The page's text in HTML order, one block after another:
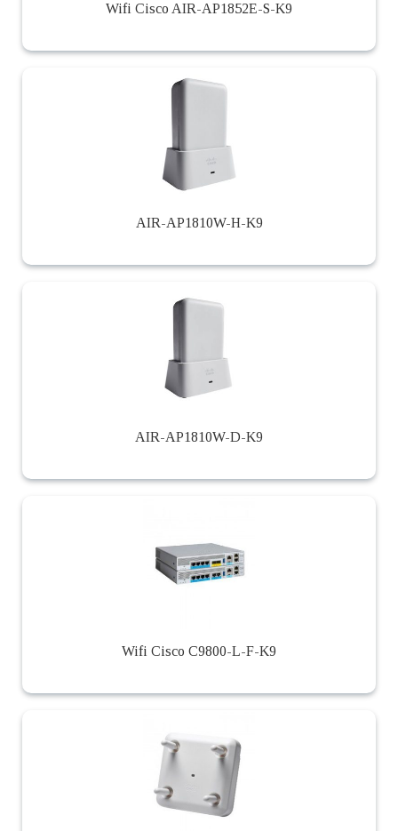
Wifi Cisco AIR-AP1852E-S-K9
AIR-AP1810W-H-K9
AIR-AP1810W-D-K9
Wifi Cisco C9800-L-F-K9